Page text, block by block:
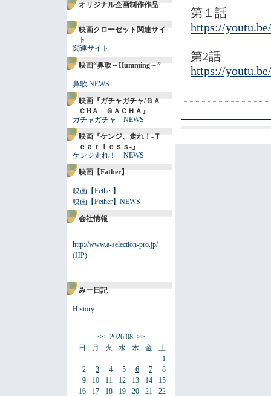
オリジナル企画制作作品
映画クローゼット関連サイ
ト
関連サイト
映画“鼻歌～Humming～”
鼻歌 NEWS
映画『ガチャガチャ/ＧＡ
ＣHＡ ＧＡＣＨＡ』
ガチャガチャ NEWS
映画『ケンジ、走れ！-Ｔ
ｅａｒｌｅｓｓ-』
ケンジ走れ！ NEWS
映画【Father】
映画【Fether】
映画【Fether】NEWS
会社情報
http://www.a-selection-pro.jp/
(HP)
みー日記
History
<<2026.08 >>
日
2
9
16
月
3
10
17
火
4
11
18
水
5
12
19
木
6
13
20
金
7
14
21
土
1
8
15
22
第１話
https://
第2話
https://